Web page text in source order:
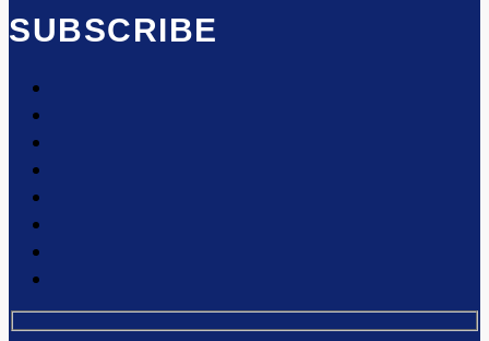
SUBSCRIBE